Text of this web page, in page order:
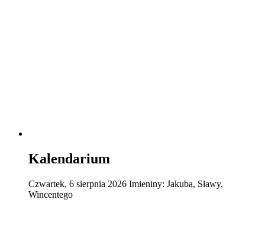
Kalendarium
Czwartek, 6 sierpnia 2026 Imieniny: Jakuba, Sławy,
Wincentego